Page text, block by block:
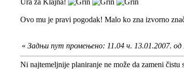
Ovo mu je pravi pogodak! Malo ko zna izvorno
« Задњи пут промењено: 11.04 ч. 13.01.2007. од
Ni najtemeljnije planiranje ne može da zameni čistu